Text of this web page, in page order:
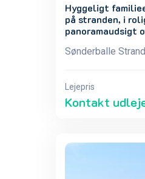
Hyggeligt
på stranden, i
panoramaudsigt
Sønderballe Strand
Lejepris
Kontakt